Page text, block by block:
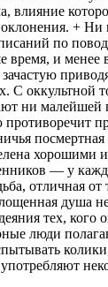
влияние
+ Ни
по
время, и менее
зачастую
С оккультной
ни малейшей
противоречит
хорошими
— у
отличная
душа
тех, кого
люди